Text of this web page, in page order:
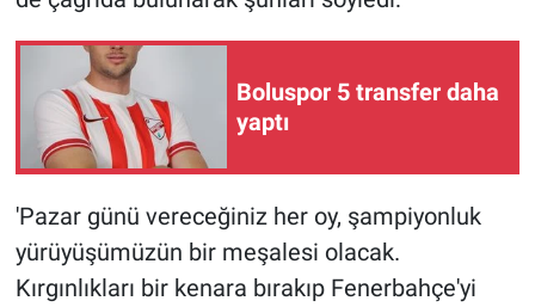
Boluspor 5 transfer daha
yaptı
'Pazar günü vereceğiniz her oy, şampiyonluk
yürüyüşümüzün bir meşalesi olacak.
Kırgınlıkları bir kenara bırakıp Fenerbahçe'yi